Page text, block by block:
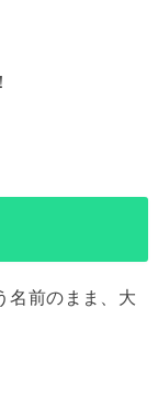
名前のまま、大